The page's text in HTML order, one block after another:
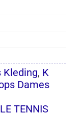
Kleding, K
Dames
TENNIS